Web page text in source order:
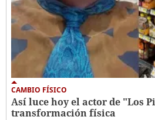
CAMBIO FÍSICO
Así luce hoy el actor de "Los
transformación física